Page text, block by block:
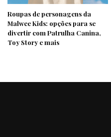
Roupas de personagens da
Malwee Kids: opções para se
divertir com Patrulha Canina,
Toy Story e mais